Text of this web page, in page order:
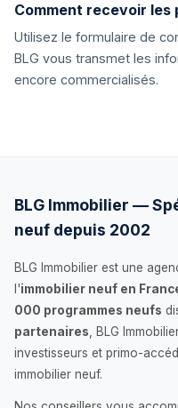
Comment recevoir les
Utilisez le formulaire de
BLG vous transmet les
encore commercialisés.
BLG Immobilier —
neuf depuis 2002
BLG Immobilier est une
l'immobilier neuf en
000 programmes neufs
partenaires , BLG
investisseurs et primo-
immobilier neuf.